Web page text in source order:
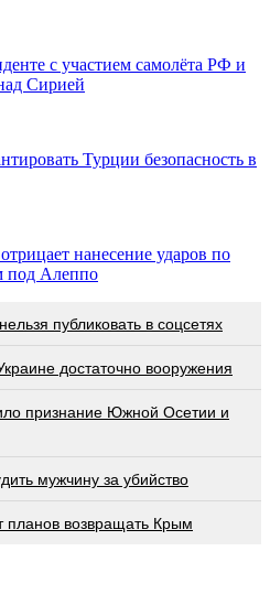
с участием самолёта РФ и
Сирией
Турции безопасность в
нанесение ударов по
под Алеппо
публиковать в соцсетях
достаточно вооружения
признание Южной Осетии и
мужчину за убийство
планов возвращать Крым